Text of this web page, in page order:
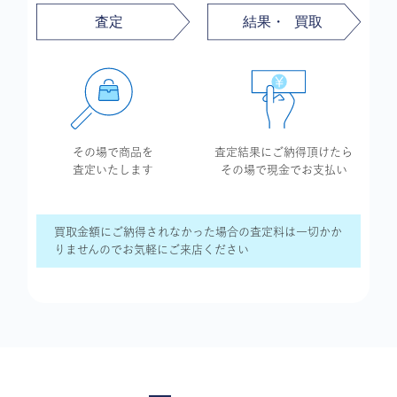
その場で商品を
査定いたします
査定結果に ご納得頂けたら
その場で現金で お支払い
買取金額にご納得されなかった場合の査定料は一切かか
りませんのでお気軽にご来店ください